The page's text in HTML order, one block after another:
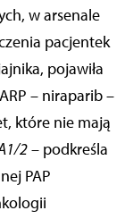
w arsenale
pacjentek
pojawiła
– niraparib –
które nie mają
2– podkreśla
PAP